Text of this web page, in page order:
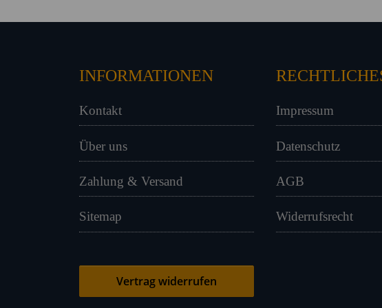
INFORMATIONEN
Kontakt
Über uns
Zahlung & Versand
Sitemap
Impressum
Datenschutz
AGB
Widerrufsrecht
Vertrag widerrufen